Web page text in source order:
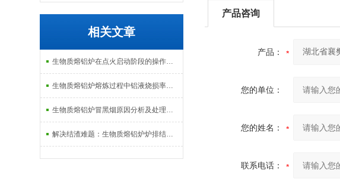
相关文章
生物质熔铝炉在点火启动阶段的操作规范与安全防范
生物质熔铝炉熔炼过程中铝液烧损率的控制技术与经济分析
生物质熔铝炉冒黑烟原因分析及处理：从配风比到炉排堵塞的排查逻辑
解决结渣难题：生物质熔铝炉炉排结构与清灰系统的改进措施
产品咨询
产品：
您的单位：
您的姓名：
联系电话：